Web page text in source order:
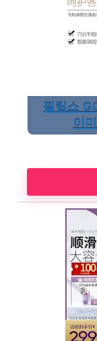
필립스
이